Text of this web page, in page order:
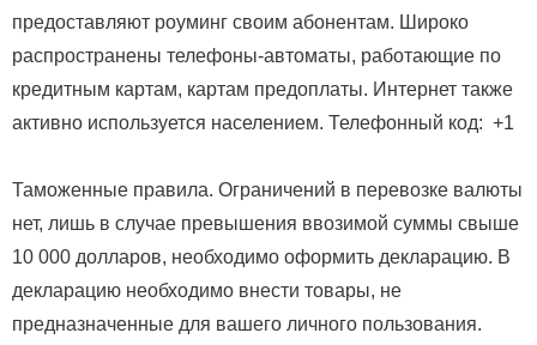
предоставляют роуминг своим абонентам. Широко
распространены телефоны-автоматы, работающие по
кредитным картам, картам предоплаты. Интернет также
активно используется населением. Телефонный код: +1
Таможенные правила. Ограничений в перевозке валюты
нет, лишь в случае превышения ввозимой суммы свыше
10 000 долларов, необходимо оформить декларацию. В
декларацию необходимо внести товары, не
предназначенные для вашего личного пользования.